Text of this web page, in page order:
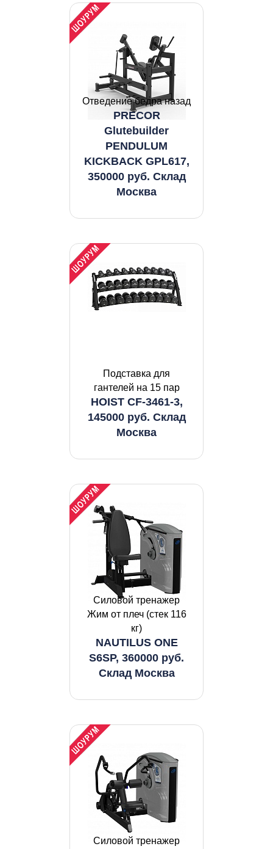
Отведение бедра назад
PRECOR
Glutebuilder
PENDULUM
KICKBACK GPL617,
350000 руб. Склад
Москва
Подставка для
гантелей на 15 пар
HOIST CF-3461-3,
145000 руб. Склад
Москва
Силовой тренажер
Жим от плеч (стек 116
кг)
NAUTILUS ONE
S6SP, 360000 руб.
Склад Москва
Силовой тренажер